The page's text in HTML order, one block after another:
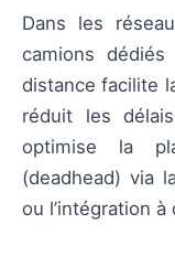
Dans les
camions
distance facilite
réduit les
optimise la
(deadhead) via
ou l’intégration